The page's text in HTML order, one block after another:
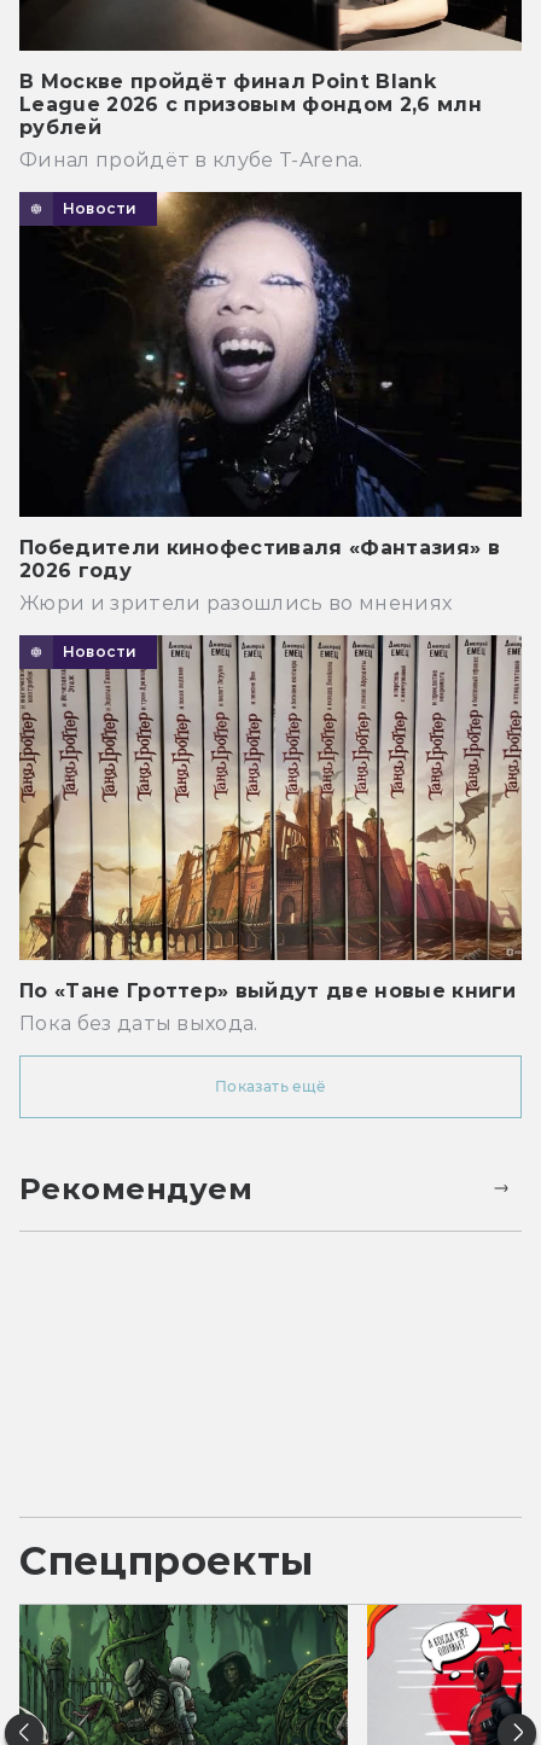
В Москве пройдёт финал Point Blank
League 2026 с призовым фондом 2,6 млн
рублей
Финал пройдёт в клубе T-Arena.
Новости
Победители кинофестиваля «Фантазия» в
2026 году
Жюри и зрители разошлись во мнениях
Новости
По «Тане Гроттер» выйдут две новые книги
Пока без даты выхода.
Показать ещё
Рекомендуем
Спецпроекты